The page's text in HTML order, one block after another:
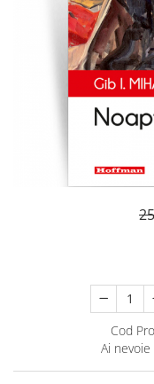
Literatura
Contemporana
Publicistica /
Sociologie si filozofie
Cod
Ai